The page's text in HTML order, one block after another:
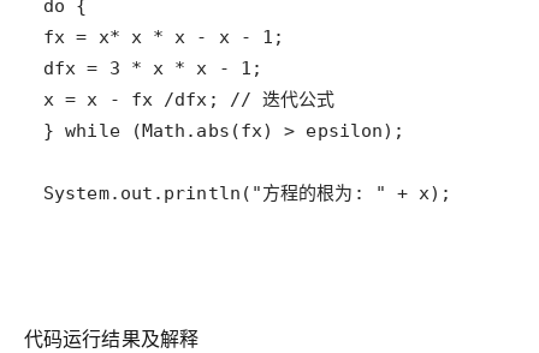
System.out.println("方程的根为: " + x);
代码运行结果及解释